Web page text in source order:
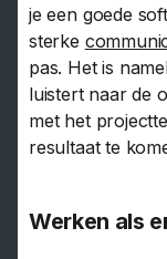
je een goede
sterke
pas. Het is
luistert naar de
met het
resultaat te
Werken als